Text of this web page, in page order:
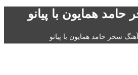
همایون با پیانو
سحر حامد همایون با پیانو